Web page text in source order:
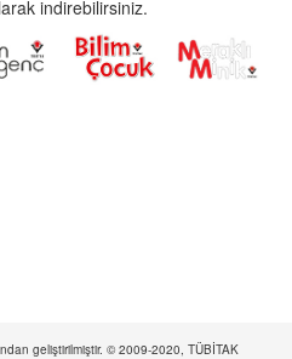
indirebilirsiniz.
geliştirilmiştir. © 2009-2020, TÜBİTAK